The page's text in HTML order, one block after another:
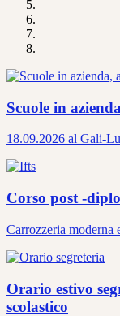
Scuole in
18.09.2026 al Gali-
Corso post -
Carrozzeria moderna
Orario estivo
scolastico